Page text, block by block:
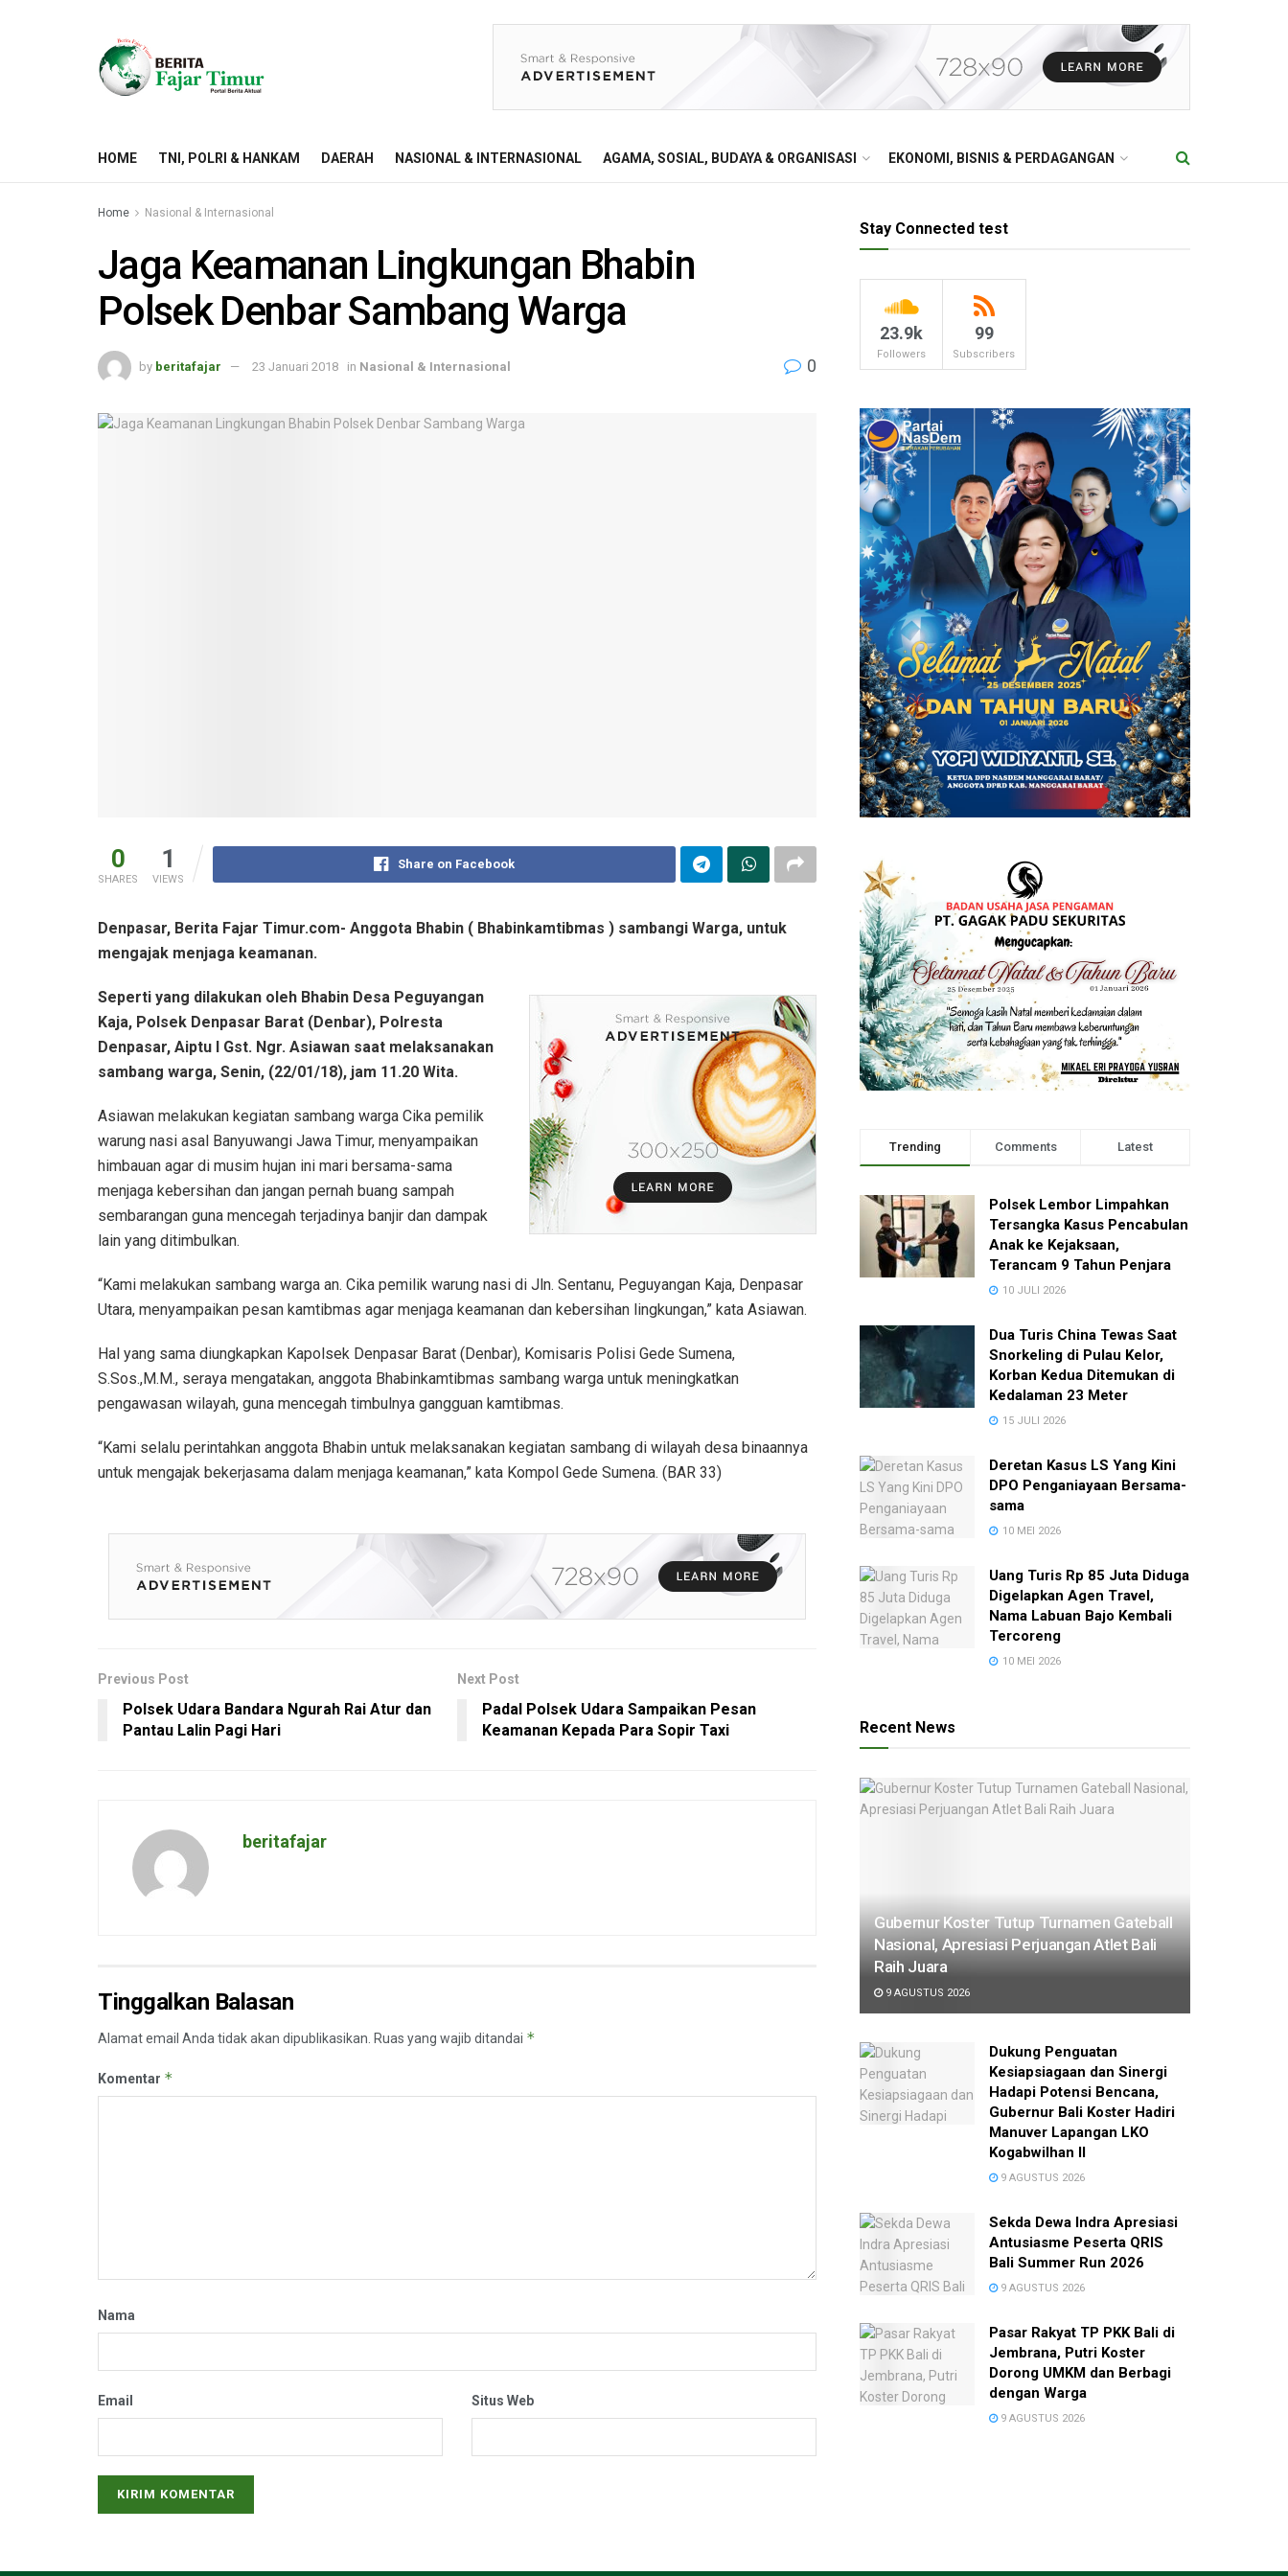
HOME TNI, POLRI & HANKAM DAERAH NASIONAL & INTERNASIONAL AGAMA, SOSIAL, BUDAYA & ORGANISASI EKONOMI, BISNIS & PERDAGANGAN
Home Nasional & Internasional
Jaga Keamanan Lingkungan Bhabin
Polsek Denbar Sambang Warga
by beritafajar 23 Januari 2018 in Nasional & Internasional 0
0
SHARES
1
VIEWS
Share on Facebook
Denpasar, Berita Fajar Timur.com- Anggota Bhabin ( Bhabinkamtibmas ) sambangi Warga, untuk
mengajak menjaga keamanan.
Seperti yang dilakukan oleh Bhabin Desa Peguyangan
Kaja, Polsek Denpasar Barat (Denbar), Polresta
Denpasar, Aiptu I Gst. Ngr. Asiawan saat melaksanakan
sambang warga, Senin, (22/01/18), jam 11.20 Wita.
Asiawan melakukan kegiatan sambang warga Cika pemilik
warung nasi asal Banyuwangi Jawa Timur, menyampaikan
himbauan agar di musim hujan ini mari bersama-sama
menjaga kebersihan dan jangan pernah buang sampah
sembarangan guna mencegah terjadinya banjir dan dampak
lain yang ditimbulkan.
“Kami melakukan sambang warga an. Cika pemilik warung nasi di Jln. Sentanu, Peguyangan Kaja, Denpasar
Utara, menyampaikan pesan kamtibmas agar menjaga keamanan dan kebersihan lingkungan,” kata Asiawan.
Hal yang sama diungkapkan Kapolsek Denpasar Barat (Denbar), Komisaris Polisi Gede Sumena,
S.Sos.,M.M., seraya mengatakan, anggota Bhabinkamtibmas sambang warga untuk meningkatkan
pengawasan wilayah, guna mencegah timbulnya gangguan kamtibmas.
“Kami selalu perintahkan anggota Bhabin untuk melaksanakan kegiatan sambang di wilayah desa binaannya
untuk mengajak bekerjasama dalam menjaga keamanan,” kata Kompol Gede Sumena. (BAR 33)
Previous Post
Polsek Udara Bandara Ngurah Rai Atur dan
Pantau Lalin Pagi Hari
Next Post
Padal Polsek Udara Sampaikan Pesan
Keamanan Kepada Para Sopir Taxi
beritafajar
Tinggalkan Balasan
Alamat email Anda tidak akan dipublikasikan. Ruas yang wajib ditandai *
Komentar *
Nama
Email Situs Web
Stay Connected test
23.9k
Followers
99
Subscribers
Trending Comments Latest
Polsek Lembor Limpahkan
Tersangka Kasus Pencabulan
Anak ke Kejaksaan,
Terancam 9 Tahun Penjara
10 JULI 2026
Dua Turis China Tewas Saat
Snorkeling di Pulau Kelor,
Korban Kedua Ditemukan di
Kedalaman 23 Meter
15 JULI 2026
Deretan Kasus LS Yang Kini
DPO Penganiayaan Bersama-
sama
10 MEI 2026
Uang Turis Rp 85 Juta Diduga
Digelapkan Agen Travel,
Nama Labuan Bajo Kembali
Tercoreng
10 MEI 2026
Recent News
Gubernur Koster Tutup Turnamen Gateball
Nasional, Apresiasi Perjuangan Atlet Bali
Raih Juara
9 AGUSTUS 2026
Dukung Penguatan
Kesiapsiagaan dan Sinergi
Hadapi Potensi Bencana,
Gubernur Bali Koster Hadiri
Manuver Lapangan LKO
Kogabwilhan II
9 AGUSTUS 2026
Sekda Dewa Indra Apresiasi
Antusiasme Peserta QRIS
Bali Summer Run 2026
9 AGUSTUS 2026
Pasar Rakyat TP PKK Bali di
Jembrana, Putri Koster
Dorong UMKM dan Berbagi
dengan Warga
9 AGUSTUS 2026